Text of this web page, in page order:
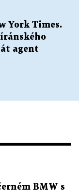
York Times.
agent
BMW s